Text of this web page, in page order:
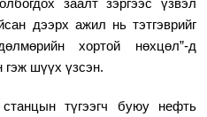
заалт зэргээс үзвэл
дээрх ажил нь тэтгэврийг
хортой нөхцөл”-д
шүүх үзсэн.
түгээгч буюу нефть